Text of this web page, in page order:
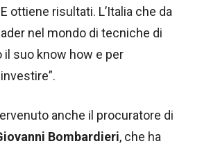
ottiene risultati. L’Italia che da
nel mondo di tecniche di
il suo know how e per
anche il procuratore di
Bombardieri, che ha